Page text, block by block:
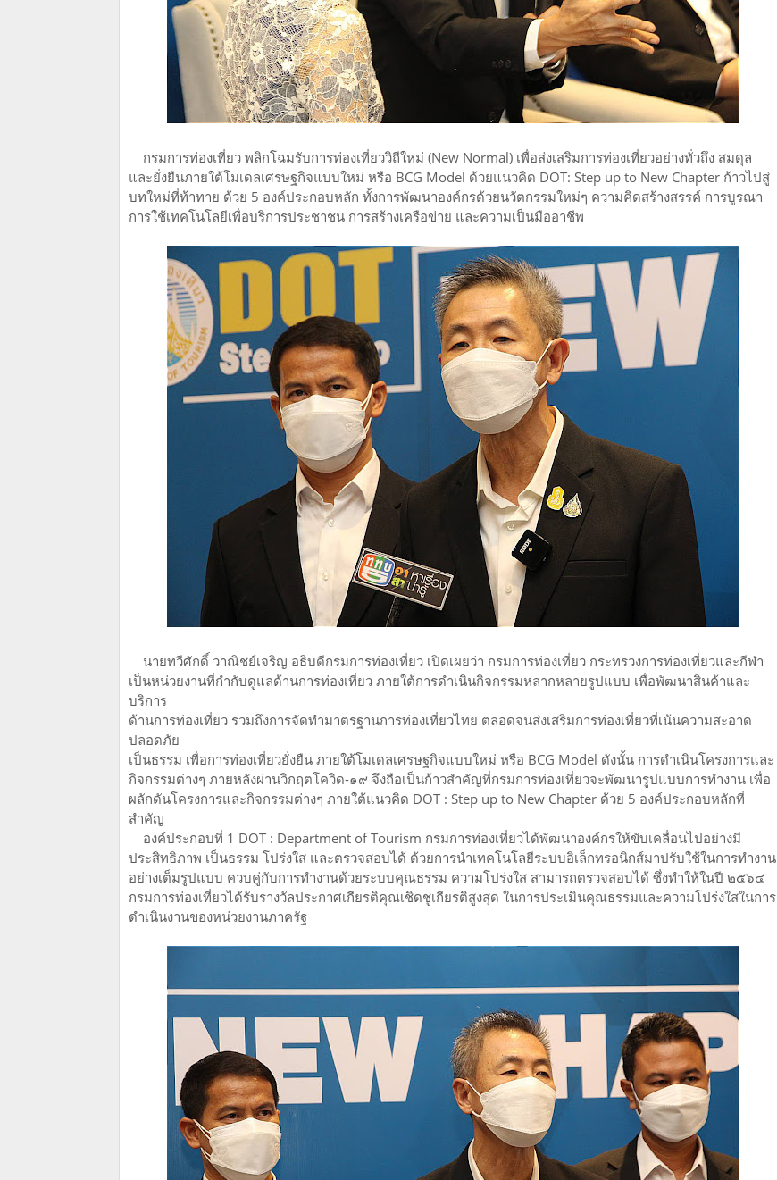
กรมการท่องเที่ยว พลิกโฉมรับการท่องเที่ยววิถีใหม่ (New Normal) เพื่อส่งเสริมการท่องเที่ยวอย่างทั่วถึง สมดุล
และยั่งยืนภายใต้โมเดลเศรษฐกิจแบบใหม่ หรือ BCG Model ด้วยแนวคิด DOT: Step up to New Chapter ก้าวไปสู่
บทใหม่ที่ท้าทาย ด้วย 5 องค์ประกอบหลัก ทั้งการพัฒนาองค์กรด้วยนวัตกรรมใหม่ๆ ความคิดสร้างสรรค์ การบูรณา
การใช้เทคโนโลยีเพื่อบริการประชาชน การสร้างเครือข่าย และความเป็นมืออาชีพ
นายทวีศักดิ์ วาณิชย์เจริญ อธิบดีกรมการท่องเที่ยว เปิดเผยว่า กรมการท่องเที่ยว กระทรวงการท่องเที่ยวและกีฬา
เป็นหน่วยงานที่กำกับดูแลด้านการท่องเที่ยว ภายใต้การดำเนินกิจกรรมหลากหลายรูปแบบ เพื่อพัฒนาสินค้าและ
บริการ
ด้านการท่องเที่ยว รวมถึงการจัดทำมาตรฐานการท่องเที่ยวไทย ตลอดจนส่งเสริมการท่องเที่ยวที่เน้นความสะอาด
ปลอดภัย
เป็นธรรม เพื่อการท่องเที่ยวยั่งยืน ภายใต้โมเดลเศรษฐกิจแบบใหม่ หรือ BCG Model ดังนั้น การดำเนินโครงการและ
กิจกรรมต่างๆ ภายหลังผ่านวิกฤตโควิด-๑๙ จึงถือเป็นก้าวสำคัญที่กรมการท่องเที่ยวจะพัฒนารูปแบบการทำงาน เพื่อ
ผลักดันโครงการและกิจกรรมต่างๆ ภายใต้แนวคิด DOT : Step up to New Chapter ด้วย 5 องค์ประกอบหลักที่
สำคัญ
องค์ประกอบที่ 1 DOT : Department of Tourism กรมการท่องเที่ยวได้พัฒนาองค์กรให้ขับเคลื่อนไปอย่างมี
ประสิทธิภาพ เป็นธรรม โปร่งใส และตรวจสอบได้ ด้วยการนำเทคโนโลยีระบบอิเล็กทรอนิกส์มาปรับใช้ในการทำงาน
อย่างเต็มรูปแบบ ควบคู่กับการทำงานด้วยระบบคุณธรรม ความโปร่งใส สามารถตรวจสอบได้ ซึ่งทำให้ในปี ๒๕๖๔
กรมการท่องเที่ยวได้รับรางวัลประกาศเกียรติคุณเชิดชูเกียรติสูงสุด ในการประเมินคุณธรรมและความโปร่งใสในการ
ดำเนินงานของหน่วยงานภาครัฐ